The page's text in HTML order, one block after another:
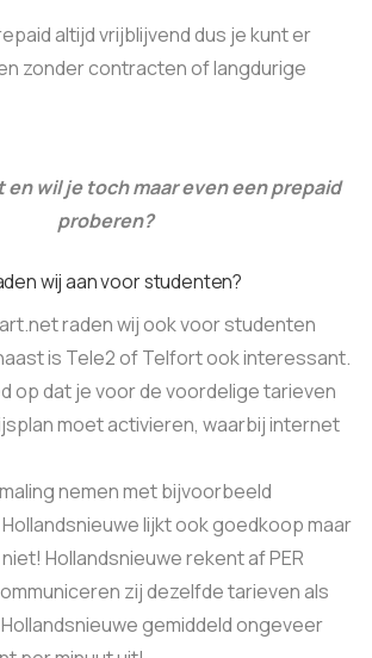
altijd vrijblijvend dus je kunt er
zonder contracten of langdurige
wil je toch maar even een prepaid
proberen?
wij aan voor studenten?
raden wij ook voor studenten
is Tele2 of Telfort ook interessant.
op dat je voor de voordelige tarieven
moet activieren, waarbij internet
nemen met bijvoorbeeld
lijkt ook goedkoop maar
Hollandsnieuwe rekent af PER
zij dezelfde tarieven als
gemiddeld ongeveer